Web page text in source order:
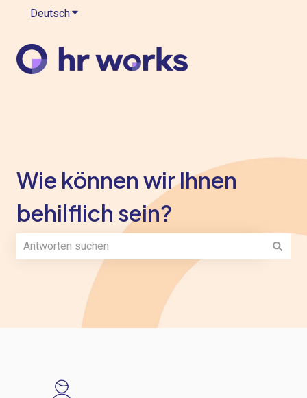
DeutschUntermenü für Übersetzungen anzeigen
Wie können wir Ihnen
behilflich sein?
Es gibt keine Vorschläge, da das Suchfeld leer ist.